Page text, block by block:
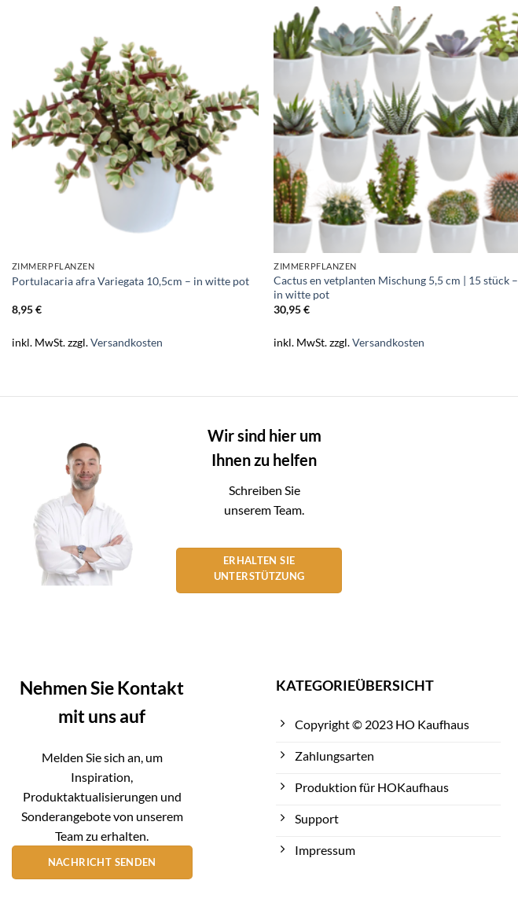
ZIMMERPFLANZEN
Portulacaria afra Variegata 10,5cm – in witte pot
8,95€
inkl. MwSt.zzgl.Versandkosten
ZIMMERPFLANZEN
Cactus en vetplanten Mischung 5,5 cm | 15 stück –
in witte pot
30,95€
inkl. MwSt.zzgl.Versandkosten
Wir sind hier um
Ihnen zu helfen
Schreiben Sie
unserem Team.
ERHALTEN SIE
UNTERSTÜTZUNG
Nehmen Sie Kontakt
mit uns auf
Melden Sie sich an, um
Inspiration,
Produktaktualisierungen und
Sonderangebote von unserem
Team zu erhalten.
NACHRICHT SENDEN
KATEGORIEÜBERSICHT
Copyright © 2023 HO Kaufhaus
Zahlungsarten
Produktion für HOKaufhaus
Support
Impressum